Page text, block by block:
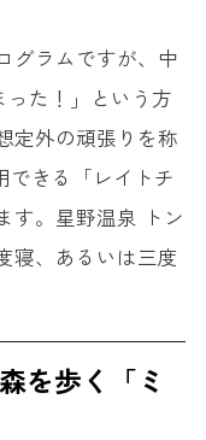
グラムですが、中
った！」という方
定外の頑張りを称
できる「レイトチ
す。星野温泉 トン
寝、あるいは三度
を歩く「ミ